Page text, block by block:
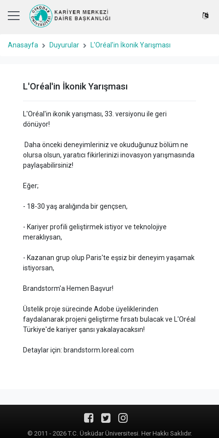
Anasayfa Duyurular L'Oréal'in İkonik Yarışması
L'Oréal'in İkonik Yarışması
L'Oréal'in ikonik yarışması, 33. versiyonu ile geri
dönüyor!
Daha önceki deneyimleriniz ve okuduğunuz bölüm ne
olursa olsun, yaratıcı fikirlerinizi inovasyon yarışmasında
paylaşabilirsiniz!
Eğer;
- 18-30 yaş aralığında bir gençsen,
- Kariyer profili geliştirmek istiyor ve teknolojiye
meraklıysan,
- Kazanan grup olup Paris'te eşsiz bir deneyim yaşamak
istiyorsan,
Brandstorm'a Hemen Başvur!
Üstelik proje sürecinde Adobe üyeliklerinden
faydalanarak projeni geliştirme fırsatı bulacak ve L'Oréal
Türkiye'de kariyer şansı yakalayacaksın!
Detaylar için: brandstorm.loreal.com
© 2011 - 2026 T.C. Üsküdar Üniversitesi. Her Hakkı Saklıdır.